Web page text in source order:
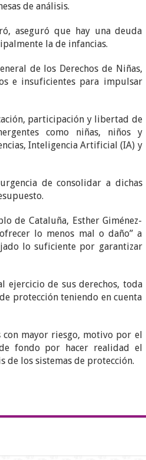
de análisis.
aseguró que hay una deuda
la de infancias.
de los Derechos de Niñas,
e insuficientes para impulsar
participación y libertad de
como niñas, niños y
Inteligencia Artificial (IA) y
de consolidar a dichas
de Cataluña, Esther Giménez-
lo menos mal o daño” a
lo suficiente por garantizar
ejercicio de sus derechos, toda
protección teniendo en cuenta
mayor riesgo, motivo por el
fondo por hacer realidad el
de los sistemas de protección.